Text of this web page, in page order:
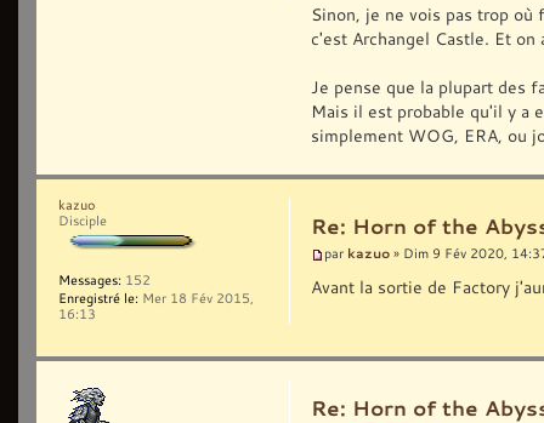
Sinon, je ne vois pas trop
c'est Archangel Castle. Et
Je pense que la plupart des
Mais il est probable qu'il y a
simplement WOG, ERA, ou
Re: Horn of the
par kazuo » Dim 9 Fév 2020,
Avant la sortie de Factory
kazuo
Disciple
Messages: 152
Enregistré le: Mer 18 Fév 2015,
16:13
Re: Horn of the